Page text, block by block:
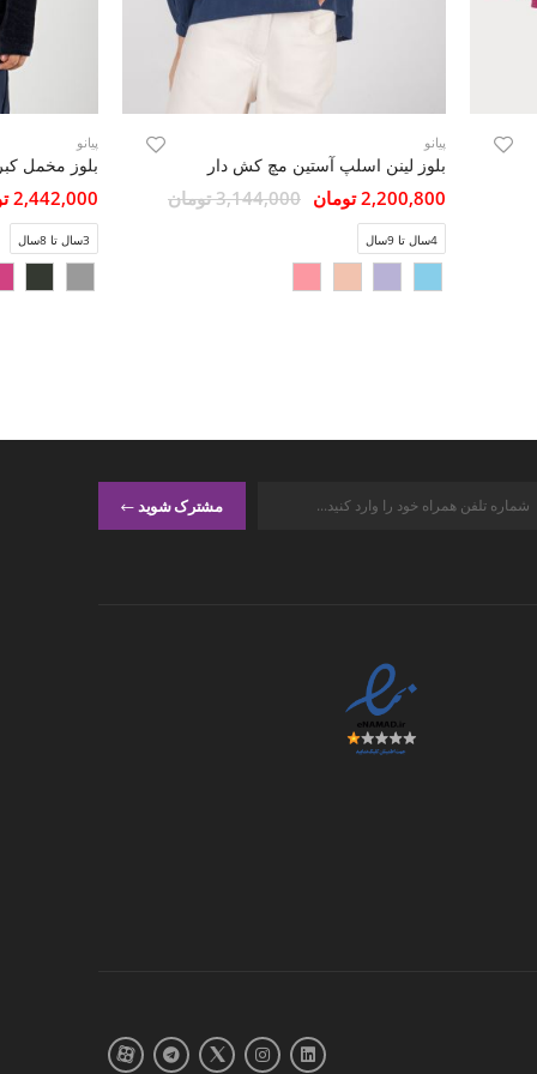
پیانو
بلوز لینن اسلپ آستین مچ کش دار
2,200,800 تومان 3,144,000 تومان
4سال تا 9سال
پیانو
بلوز مخمل
2,442,000 تومان
3سال تا 8سال
مشترک شوید